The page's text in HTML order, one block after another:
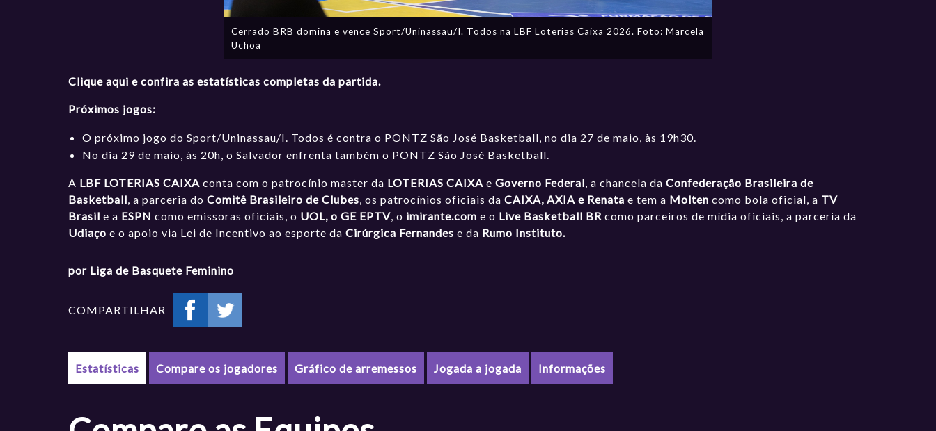
Cerrado BRB domina e vence Sport/Uninassau/I. Todos na LBF Loterias Caixa 2026. Foto: Marcela
Uchoa
Clique aqui e confira as estatísticas completas da partida.
Próximos jogos:
O próximo jogo do Sport/Uninassau/I. Todosé contra o PONTZ São José Basketball, no dia 27 de maio, às 19h30.
No dia 29 de maio, às 20h, o Salvador enfrenta também o PONTZ São José Basketball.
A LBF LOTERIAS CAIXAconta com o patrocínio master da LOTERIAS CAIXA eGoverno Federal, a chancela daConfederação Brasileira de
Basketball, a parceria do Comitê Brasileiro de Clubes, os patrocínios oficiais daCAIXA, AXIA e Renata e tem a Molten como bola oficial, a TV
Brasil e a ESPNcomo emissoras oficiais, o UOL, o GE EPTV, o imirante.com e o Live Basketball BR como parceiros de mídia oficiais, a parceria da
Udiaço e o apoio via Lei de Incentivo ao esporte daCirúrgica Fernandes e da Rumo Instituto.
por Liga de Basquete Feminino
COMPARTILHAR
Estatísticas Compare os jogadores Gráfico de arremessos Jogada a jogada Informações